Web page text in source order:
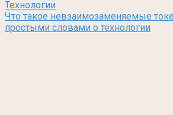
Технологии
Что такое невзаимозаменяемые
простыми словами о технологии